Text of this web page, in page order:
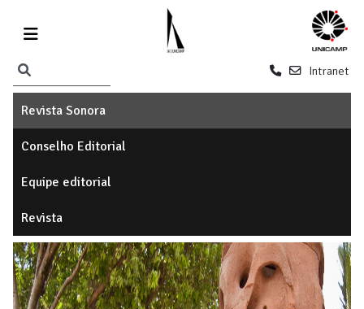
Intranet
Revista Sonora
Conselho Editorial
Equipe editorial
Revista